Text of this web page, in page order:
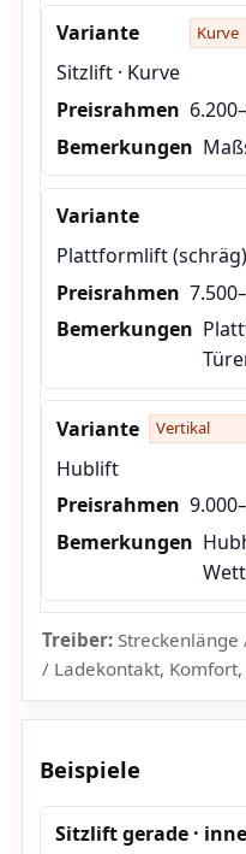
Kurve
Sitzlift · Kurve
Plattformlift (schräg)
Vertikal
Hublift
Treiber:Streckenlänge
/ Ladekontakt,
Beispiele
Sitzlift gerade ·